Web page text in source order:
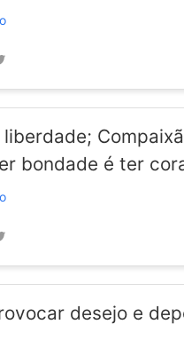
bondade é ter
desejo e